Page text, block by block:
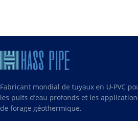
Fabricant mondial de tuyaux en U-PVC
les puits d’eau profonds et les
de forage géothermique.